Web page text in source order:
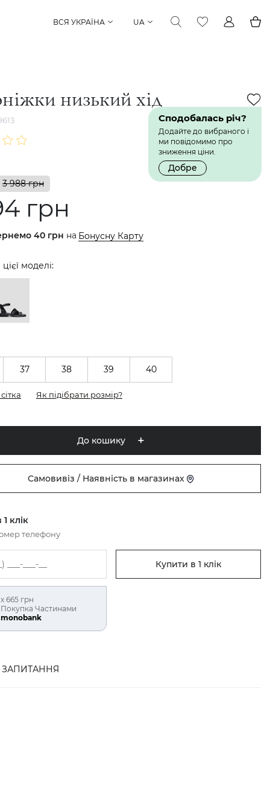
ВСЯ УКРАЇНА UA
низький хід
Сподобалась річ?
Додайте до вибраного і
ми повідомимо про
зниження ціни.
Добре
3 988 грн
грн
40 грн на Бонусну Карту
моделі:
37 38 39 40
Як підібрати розмір?
До кошику
Самовивіз / Наявність в магазинах
клік
телефону
Купити в 1 клік
х 665 грн
Покупка Частинами
monobank
ЗАПИТАННЯ